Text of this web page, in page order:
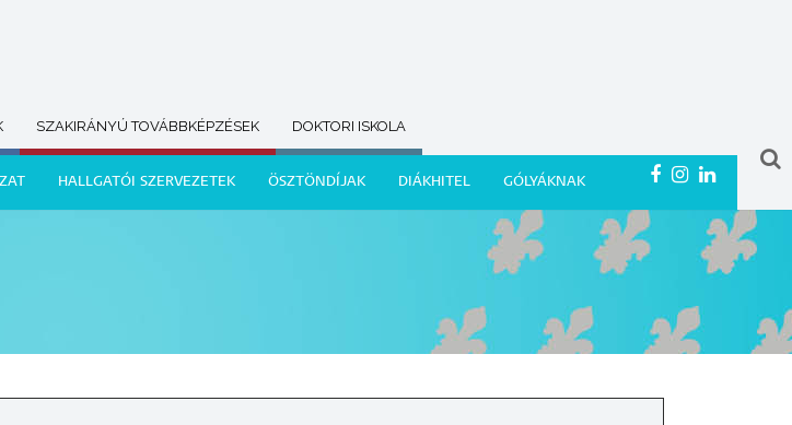
SZAKIRÁNYÚ TOVÁBBKÉPZÉSEK DOKTORI ISKOLA
HALLGATÓI SZERVEZETEK ÖSZTÖNDÍJAK DIÁKHITEL GÓLYÁKNAK